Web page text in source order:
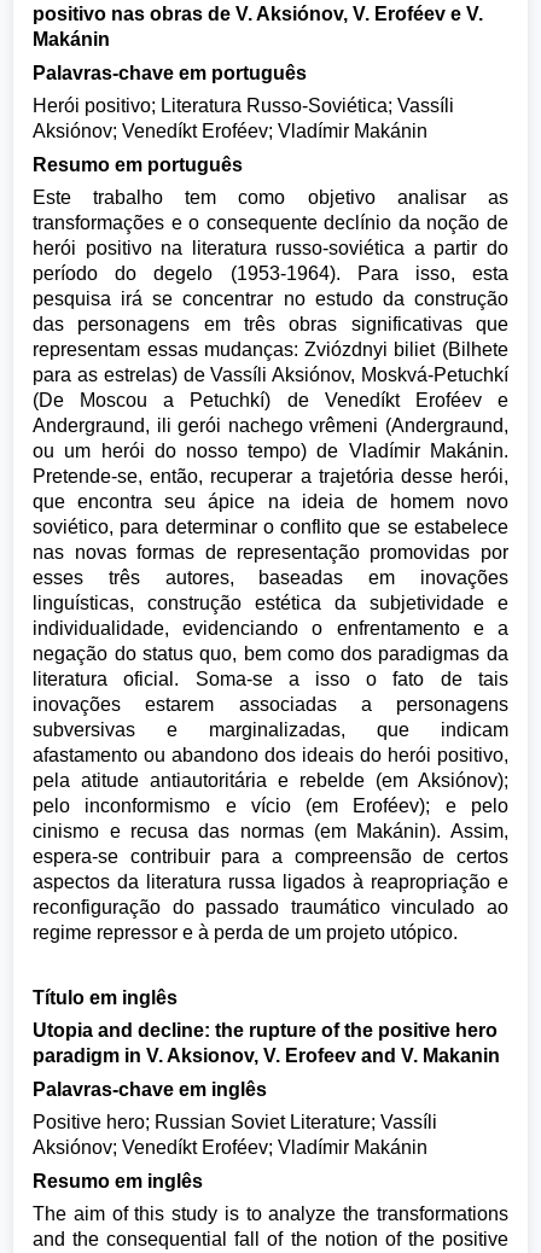
positivo nas obras de V. Aksiónov, V. Eroféev e V.
Makánin
Palavras-chave em português
Herói positivo; Literatura Russo-Soviética; Vassíli
Aksiónov; Venedíkt Eroféev; Vladímir Makánin
Resumo em português
Este trabalho tem como objetivo analisar as
transformações e o consequente declínio da noção de
herói positivo na literatura russo-soviética a partir do
período do degelo (1953-1964). Para isso, esta
pesquisa irá se concentrar no estudo da construção
das personagens em três obras significativas que
representam essas mudanças: Zviózdnyi biliet (Bilhete
para as estrelas) de Vassíli Aksiónov, Moskvá-Petuchkí
(De Moscou a Petuchkí) de Venedíkt Eroféev e
Andergraund, ili gerói nachego vrêmeni (Andergraund,
ou um herói do nosso tempo) de Vladímir Makánin.
Pretende-se, então, recuperar a trajetória desse herói,
que encontra seu ápice na ideia de homem novo
soviético, para determinar o conflito que se estabelece
nas novas formas de representação promovidas por
esses três autores, baseadas em inovações
linguísticas, construção estética da subjetividade e
individualidade, evidenciando o enfrentamento e a
negação do status quo, bem como dos paradigmas da
literatura oficial. Soma-se a isso o fato de tais
inovações estarem associadas a personagens
subversivas e marginalizadas, que indicam
afastamento ou abandono dos ideais do herói positivo,
pela atitude antiautoritária e rebelde (em Aksiónov);
pelo inconformismo e vício (em Eroféev); e pelo
cinismo e recusa das normas (em Makánin). Assim,
espera-se contribuir para a compreensão de certos
aspectos da literatura russa ligados à reapropriação e
reconfiguração do passado traumático vinculado ao
regime repressor e à perda de um projeto utópico.
Título em inglês
Utopia and decline: the rupture of the positive hero
paradigm in V. Aksionov, V. Erofeev and V. Makanin
Palavras-chave em inglês
Positive hero; Russian Soviet Literature; Vassíli
Aksiónov; Venedíkt Eroféev; Vladímir Makánin
Resumo em inglês
The aim of this study is to analyze the transformations
and the consequential fall of the notion of the positive